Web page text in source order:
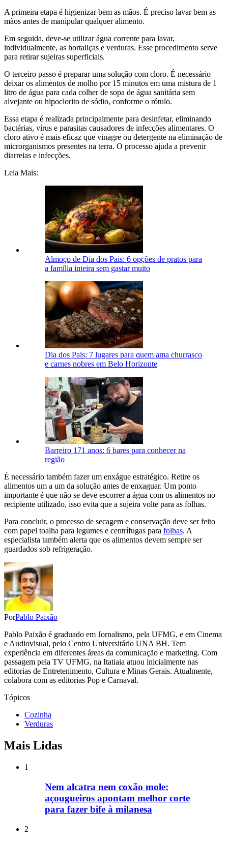
A primeira etapa é higienizar bem as mãos. É preciso lavar bem as
mãos antes de manipular qualquer alimento.
Em seguida, deve-se utilizar água corrente para lavar,
individualmente, as hortaliças e verduras. Esse procedimento serve
para retirar sujeiras superficiais.
O terceiro passo é preparar uma solução com cloro. É necessário
deixar os alimentos de molho por 15 minutos em uma mistura de 1
litro de água para cada colher de sopa de água sanitária sem
alvejante ou hipoclorito de sódio, conforme o rótulo.
Essa etapa é realizada principalmente para desinfetar, eliminando
bactérias, vírus e parasitas causadores de infecções alimentares. O
cloro ativo é mais eficaz que vinagre ou detergente na eliminação de
microrganismos presentes na terra. O processo ajuda a prevenir
diarreias e infecções.
Leia Mais:
Almoço de Dia dos Pais: 6 opções de pratos para
a família inteira sem gastar muito
Dia dos Pais: 7 lugares para quem ama churrasco
e carnes nobres em Belo Horizonte
Barreiro 171 anos: 6 bares para conhecer na
região
É necessário também fazer um enxágue estratégico. Retire os
alimentos um a um da solução antes de enxaguar. Um ponto
importante é que não se deve escorrer a água com os alimentos no
recipiente utilizado, isso evita que a sujeira volte para as folhas.
Para concluir, o processo de secagem e conservação deve ser feito
com papel toalha para legumes e centrífugas para folhas. A
especialista também alerta que os alimentos devem sempre ser
guardados sob refrigeração.
PorPablo Paixão
Pablo Paixão é graduado em Jornalismo, pela UFMG, e em Cinema
e Audiovisual, pelo Centro Universitário UNA BH. Tem
experiência em diferentes áreas da comunicação e marketing. Com
passagem pela TV UFMG, na Itatiaia atuou inicialmente nas
editorias de Entretenimento, Cultura e Minas Gerais. Atualmente,
colabora com as editorias Pop e Carnaval.
Tópicos
Cozinha
Verduras
Mais Lidas
1
Nem alcatra nem coxão mole:
açougueiros apontam melhor corte
para fazer bife à milanesa
2